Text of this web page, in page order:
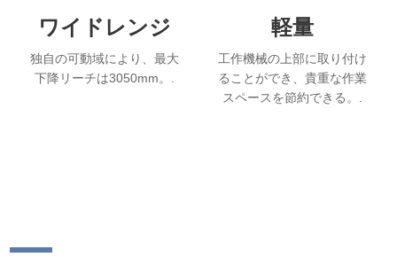
ワイドレンジ
独自の可動域により、最大
下降リーチは3050mm。.
軽量
工作機械の上部に取り付け
ることができ、貴重な作業
スペースを節約できる。.